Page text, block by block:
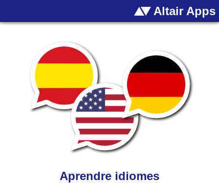
Altair Apps
Aprendre idiomes